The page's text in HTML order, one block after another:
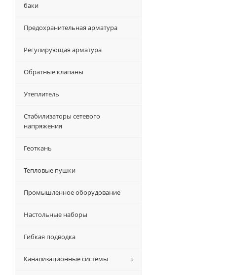
баки
Предохранительная арматура
Регулирующая арматура
Обратные клапаны
Утеплитель
Стабилизаторы сетевого
напряжения
Геоткань
Тепловые пушки
Промышленное оборудование
Настольные наборы
Гибкая подводка
Канализационные системы